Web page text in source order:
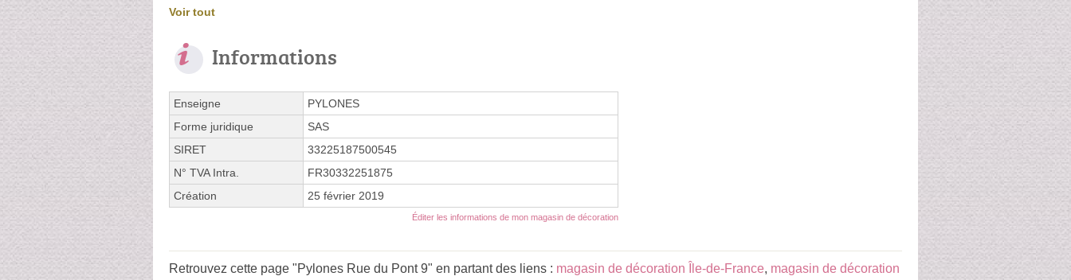
Voir tout
Informations
Enseigne
PYLONES
Forme juridique
SAS
SIRET
33225187500545
N° TVA Intra.
FR30332251875
Création
25 février 2019
Éditer les informations de mon magasin de décoration
Retrouvez cette page "Pylones Rue du Pont 9" en partant des liens : magasin de décoration Île-de-France, magasin de décoration